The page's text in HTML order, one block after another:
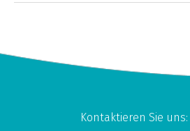
Kontaktieren Sie uns: